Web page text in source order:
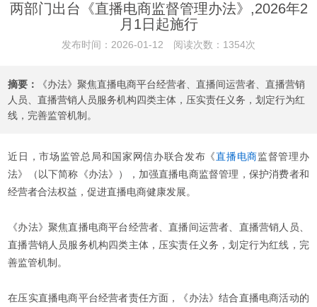
两部门出台《直播电商监督管理办法》,2026年2
月1日起施行
发布时间：2026-01-12 阅读次数：1354次
摘要：
《办法》聚焦直播电商平台经营者、直播间运营者、直播营销
人员、直播营销人员服务机构四类主体，压实责任义务，划定行为红
线，完善监管机制。
近日，市场监管总局和国家网信办联合发布《直播电商监督管理办
法》（以下简称《办法》），加强直播电商监督管理，保护消费者和
经营者合法权益，促进直播电商健康发展。
《办法》聚焦直播电商平台经营者、直播间运营者、直播营销人员、
直播营销人员服务机构四类主体，压实责任义务，划定行为红线，完
善监管机制。
在压实直播电商平台经营者责任方面，《办法》结合直播电商活动的